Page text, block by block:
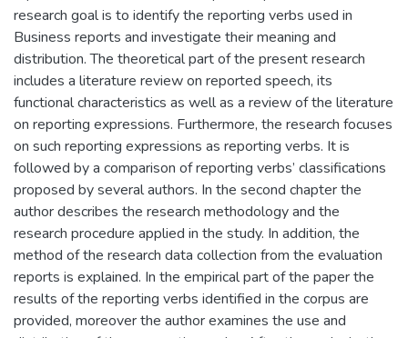
research goal is to identify the reporting verbs used in
Business reports and investigate their meaning and
distribution. The theoretical part of the present research
includes a literature review on reported speech, its
functional characteristics as well as a review of the literature
on reporting expressions. Furthermore, the research focuses
on such reporting expressions as reporting verbs. It is
followed by a comparison of reporting verbs’ classifications
proposed by several authors. In the second chapter the
author describes the research methodology and the
research procedure applied in the study. In addition, the
method of the research data collection from the evaluation
reports is explained. In the empirical part of the paper the
results of the reporting verbs identified in the corpus are
provided, moreover the author examines the use and